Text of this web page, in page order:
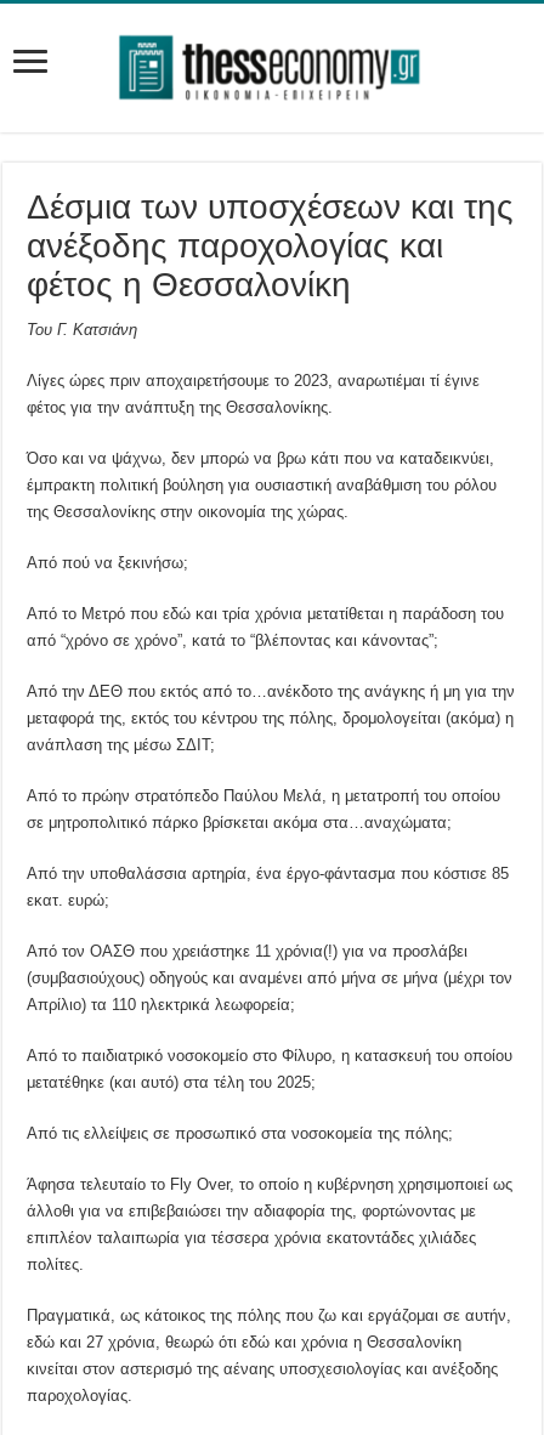
Δέσμια των υποσχέσεων και της
ανέξοδης παροχολογίας και
φέτος η Θεσσαλονίκη
Του Γ. Κατσιάνη
Λίγες ώρες πριν αποχαιρετήσουμε το 2023, αναρωτιέμαι τί έγινε
φέτος για την ανάπτυξη της Θεσσαλονίκης.
Όσο και να ψάχνω, δεν μπορώ να βρω κάτι που να καταδεικνύει,
έμπρακτη πολιτική βούληση για ουσιαστική αναβάθμιση του ρόλου
της Θεσσαλονίκης στην οικονομία της χώρας.
Από πού να ξεκινήσω;
Από το Μετρό που εδώ και τρία χρόνια μετατίθεται η παράδοση του
από “χρόνο σε χρόνο”, κατά το “βλέποντας και κάνοντας”;
Από την ΔΕΘ που εκτός από το…ανέκδοτο της ανάγκης ή μη για την
μεταφορά της, εκτός του κέντρου της πόλης, δρομολογείται (ακόμα) η
ανάπλαση της μέσω ΣΔΙΤ;
Από το πρώην στρατόπεδο Παύλου Μελά, η μετατροπή του οποίου
σε μητροπολιτικό πάρκο βρίσκεται ακόμα στα…αναχώματα;
Από την υποθαλάσσια αρτηρία, ένα έργο-φάντασμα που κόστισε 85
εκατ. ευρώ;
Από τον ΟΑΣΘ που χρειάστηκε 11 χρόνια(!) για να προσλάβει
(συμβασιούχους) οδηγούς και αναμένει από μήνα σε μήνα (μέχρι τον
Απρίλιο) τα 110 ηλεκτρικά λεωφορεία;
Από το παιδιατρικό νοσοκομείο στο Φίλυρο, η κατασκευή του οποίου
μετατέθηκε (και αυτό) στα τέλη του 2025;
Από τις ελλείψεις σε προσωπικό στα νοσοκομεία της πόλης;
Άφησα τελευταίο το Fly Over, το οποίο η κυβέρνηση χρησιμοποιεί ως
άλλοθι για να επιβεβαιώσει την αδιαφορία της, φορτώνοντας με
επιπλέον ταλαιπωρία για τέσσερα χρόνια εκατοντάδες χιλιάδες
πολίτες.
Πραγματικά, ως κάτοικος της πόλης που ζω και εργάζομαι σε αυτήν,
εδώ και 27 χρόνια, θεωρώ ότι εδώ και χρόνια η Θεσσαλονίκη
κινείται στον αστερισμό της αέναης υποσχεσιολογίας και ανέξοδης
παροχολογίας.